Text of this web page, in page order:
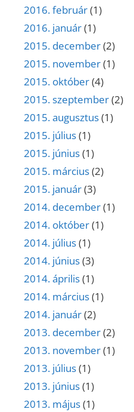
2016. február(1)
2016. január(1)
2015. december(2)
2015. november(1)
2015. október(4)
2015. szeptember(2)
2015. augusztus(1)
2015. július(1)
2015. június(1)
2015. március(2)
2015. január(3)
2014. december(1)
2014. október(1)
2014. július(1)
2014. június(3)
2014. április(1)
2014. március(1)
2014. január(2)
2013. december(2)
2013. november(1)
2013. július(1)
2013. június(1)
2013. május(1)